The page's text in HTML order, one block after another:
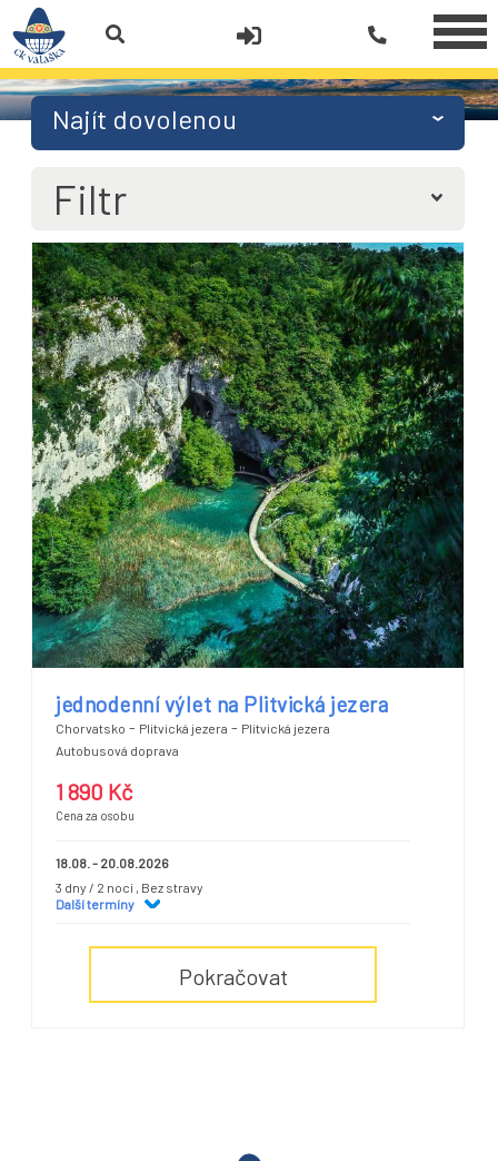
Najít dovolenou
Filtr
jednodenní výlet na Plitvická jezera
Chorvatsko - Plitvická jezera - Plitvická jezera
Autobusová doprava
1 890 Kč
Cena za osobu
18.08. - 20.08.2026
3 dny / 2 noci , Bez stravy
Další termíny
Pokračovat